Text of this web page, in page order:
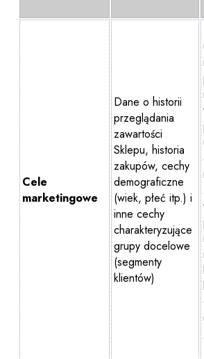
Cele
marketingowe
Dane o historii
przeglądania
zawartości
Sklepu, historia
zakupów, cechy
demograficzne
(wiek, płeć itp.) i
inne cechy
charakteryzujące
grupy docelowe
(segmenty
klientów)